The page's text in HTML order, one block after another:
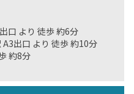
口 より 徒歩 約6分
出口 より 徒歩 約10分
約8分